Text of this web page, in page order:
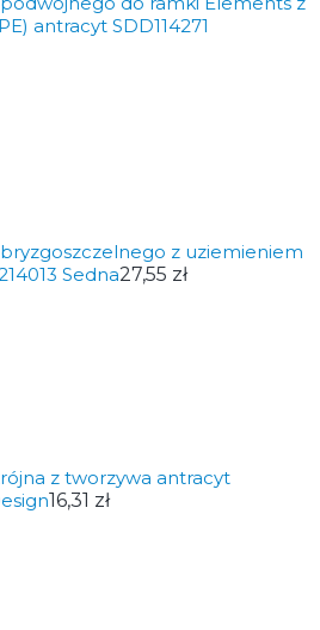
antracyt SDD114271
z uziemieniem
Sedna27,55 zł
z tworzywa antracyt
16,31 zł